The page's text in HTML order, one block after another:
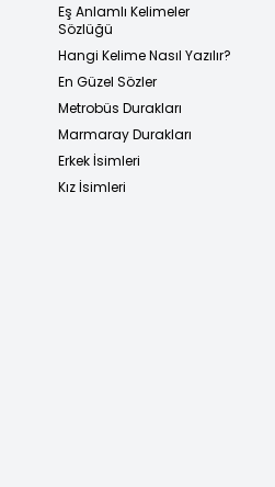
Eş Anlamlı Kelimeler
Sözlüğü
Hangi Kelime Nasıl Yazılır?
En Güzel Sözler
Metrobüs Durakları
Marmaray Durakları
Erkek İsimleri
Kız İsimleri